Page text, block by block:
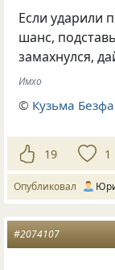
Если ударили
шанс,
замахнулся,
Имхо
© Кузьма
19 1
Опубликовал
#2074107